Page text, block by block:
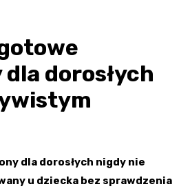
dorosłych
dla dorosłych nigdy nie
u dziecka bez sprawdzenia